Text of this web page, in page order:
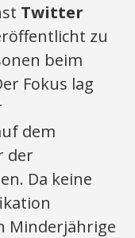
Twitter
zu
beim
Fokus lag
dem
der
Da keine
Minderjährige